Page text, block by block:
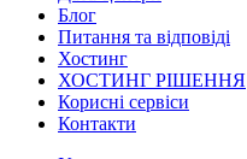
Блог
Питання та відповіді
Хостинг
ХОСТИНГ РІШЕННЯ
Корисні сервіси
Контакти